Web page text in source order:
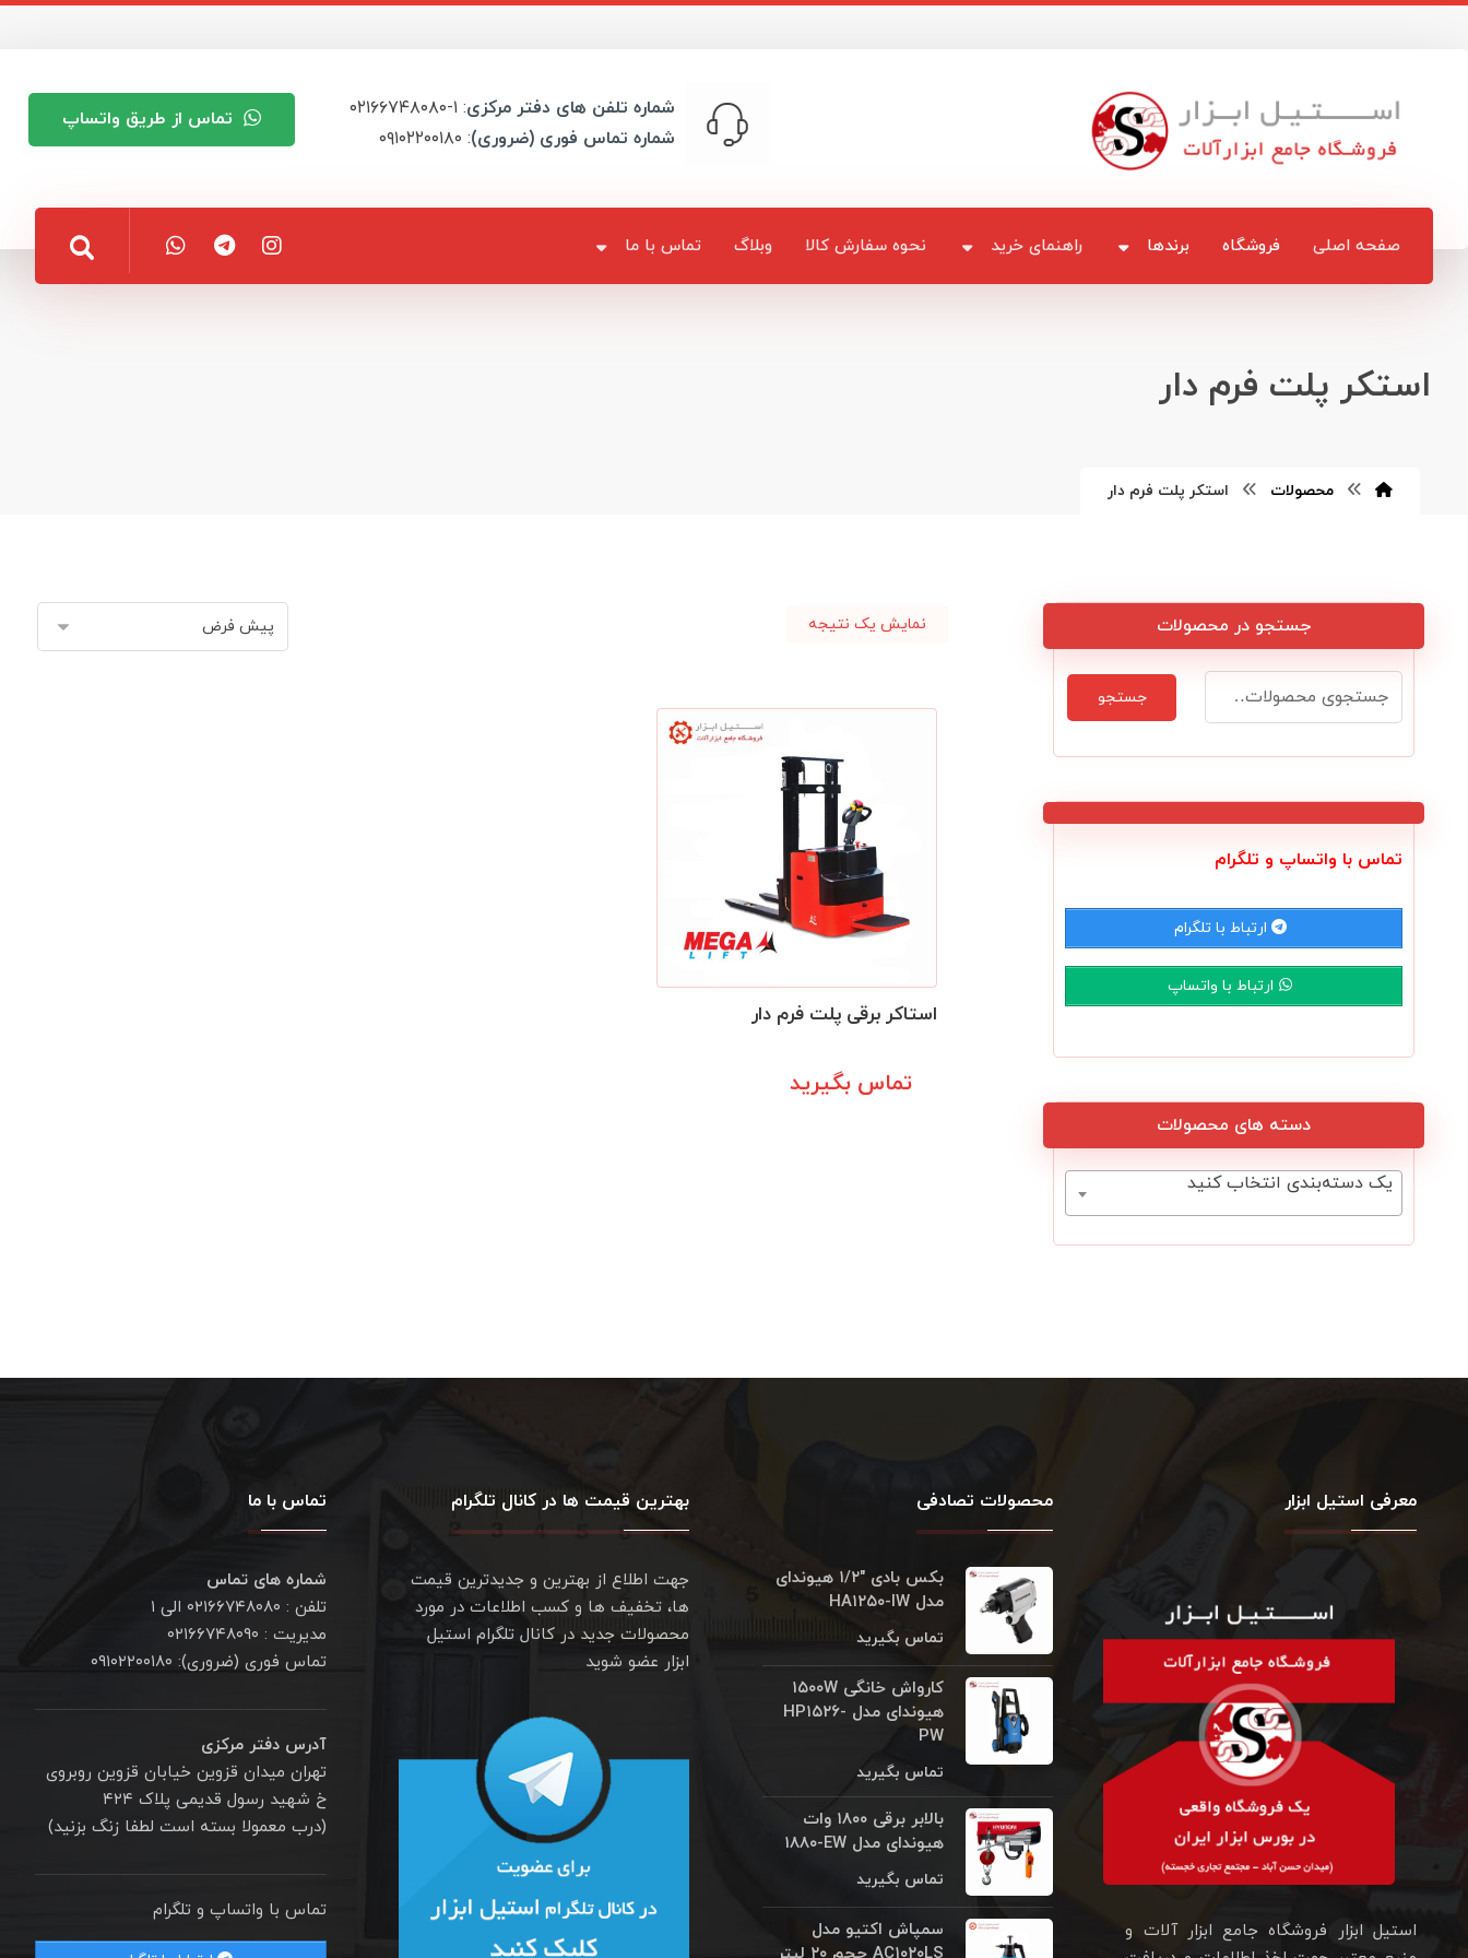
تماس از طریق واتساپ شماره تلفن های دفتر مرکزی: ۱-۰۲۱۶۶۷۴۸۰۸۰
شماره تماس فوری (ضروری): ۰۹۱۰۲۲۰۰۱۸۰
صفحه اصلی فروشگاه برندها راهنمای خرید نحوه سفارش کالا وبلاگ تماس با ما
استکر پلت فرم دار
محصولات استکر پلت فرم دار
نمایش یک نتیجه
استاکر برقی پلت فرم دار
تماس بگیرید
جستجو در محصولات
جستجو
تماس با واتساپ و تلگرام
ارتباط با تلگرام
ارتباط با واتساپ
دسته های محصولات
یک دسته‌بندی انتخاب کنید
معرفی استیل ابزار
استیل ابزار فروشگاه جامع ابزار آلات و
محصولات تصادفی
بکس بادی "۱/۲ هیوندای
مدل HA۱۲۵۰-IW
تماس بگیرید
کارواش خانگی ۱۵۰۰W
هیوندای مدل HP۱۵۲۶-
PW
تماس بگیرید
بالابر برقی ۱۸۰۰ وات
هیوندای مدل ۱۸۸۰‎-EW
تماس بگیرید
سمپاش اکتيو مدل
بهترین قیمت ها در کانال تلگرام
جهت اطلاع از بهترین و جدیدترین قیمت
ها، تخفیف ها و کسب اطلاعات در مورد
محصولات جدید در کانال تلگرام استیل
ابزار عضو شوید
تماس با ما
شماره های تماس
تلفن : ۰۲۱۶۶۷۴۸۰۸۰ الی ۱
مدیریت : ۰۲۱۶۶۷۴۸۰۹۰
تماس فوری (ضروری): ۰۹۱۰۲۲۰۰۱۸۰
آدرس دفتر مرکزی
تهران میدان قزوین خیابان قزوین روبروی
خ شهید رسول قدیمی پلاک ۴۲۴
(درب معمولا بسته است لطفا زنگ بزنید)
تماس با واتساپ و تلگرام